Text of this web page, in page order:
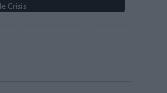
Crisis